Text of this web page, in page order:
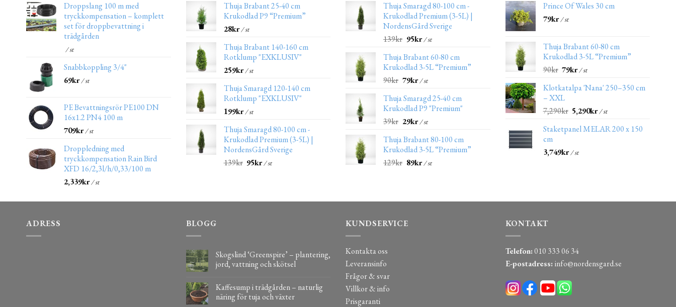
Droppslang 100 m med
tryckkompensation – komplett
set för droppbevattning i
trädgården
/ st
Snabbkoppling 3/4"
69kr/ st
PE Bevattningsrör PE100 DN
16x1.2 PN4 100 m
709kr/ st
Droppledning med
tryckkompensation Rain Bird
XFD 16/2,3l/h/0,33/100 m
2,339kr/ st
Thuja Brabant 25-40 cm
Krukodlad P9 “Premium”
28kr/ st
Thuja Brabant 140-160 cm
Rotklump "EXKLUSIV"
259kr/ st
Thuja Smaragd 120-140 cm
Rotklump "EXKLUSIV"
199kr/ st
Thuja Smaragd 80-100 cm -
Krukodlad Premium (3-5L) |
NordensGård Sverige
139kr 95kr/ st
Thuja Smaragd 80-100 cm -
Krukodlad Premium (3-5L) |
NordensGård Sverige
139kr 95kr/ st
Thuja Brabant 60-80 cm
Krukodlad 3-5L “Premium”
90kr 79kr/ st
Thuja Smaragd 25-40 cm
Krukodlad P9 "Premium"
39kr 29kr/ st
Thuja Brabant 80-100 cm
Krukodlad 3-5L “Premium”
129kr 89kr/ st
Prince Of Wales 30 cm
79kr/ st
Thuja Brabant 60-80 cm
Krukodlad 3-5L “Premium”
90kr 79kr/ st
Klotkatalpa 'Nana' 250–350 cm
– XXL
7,290kr 5,290kr/ st
Staketpanel MELAR 200 x 150
cm
3,749kr/ st
ADRESS BLOGG
Skogslind ‘Greenspire’ – plantering,
jord, vattning och skötsel
Kaffesump i trädgården – naturlig
näring för tuja och växter
KUNDSERVICE
Kontakta oss
Leveransinfo
Frågor & svar
Villkor & info
Prisgaranti
KONTAKT
Telefon:010 333 06 34
E-postadress: info@nordensgard.se